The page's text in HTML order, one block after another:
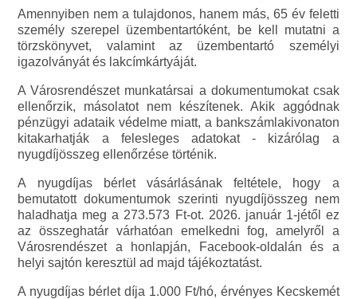
Amennyiben nem a tulajdonos, hanem más, 65 év feletti
személy szerepel üzembentartóként, be kell mutatni a
törzskönyvet, valamint az üzembentartó személyi
igazolványát és lakcímkártyáját.
A Városrendészet munkatársai a dokumentumokat csak
ellenőrzik, másolatot nem készítenek. Akik aggódnak
pénzügyi adataik védelme miatt, a bankszámlakivonaton
kitakarhatják a felesleges adatokat - kizárólag a
nyugdíjösszeg ellenőrzése történik.
A nyugdíjas bérlet vásárlásának feltétele, hogy a
bemutatott dokumentumok szerinti nyugdíjösszeg nem
haladhatja meg a 273.573 Ft-ot. 2026. január 1-jétől ez
az összeghatár várhatóan emelkedni fog, amelyről a
Városrendészet a honlapján, Facebook-oldalán és a
helyi sajtón keresztül ad majd tájékoztatást.
A nyugdíjas bérlet díja 1.000 Ft/hó, érvényes Kecskemét